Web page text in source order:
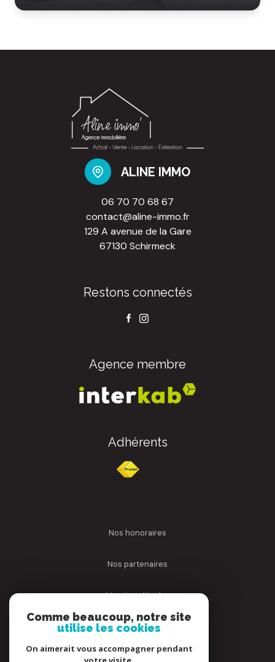
ALINE IMMO
06 70 70 68 67
contact@aline-immo.fr
129 A avenue de la Gare
67130 Schirmeck
Restons connectés
Agence membre
Adhérents
nos honoraires
nos partenaires
mentions légales
admin
politique rgpd
Comme beaucoup, notre site
utilise les cookies
On aimerait vous accompagner pendant